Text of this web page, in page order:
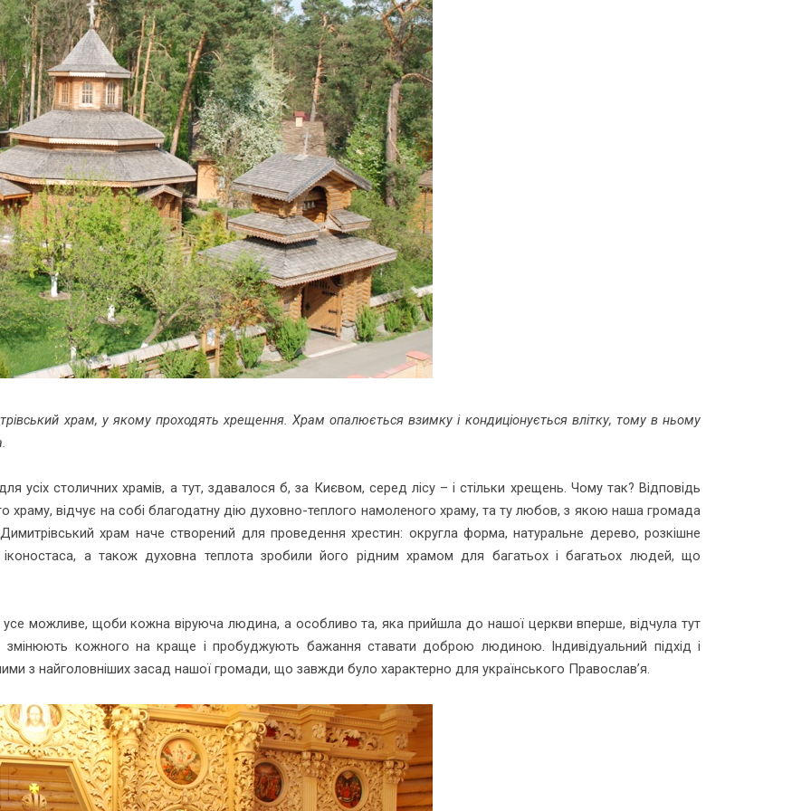
храм, у якому проходять хрещення. Храм опалюється взимку і кондиціонується влітку, тому в ньому
усіх столичних храмів, а тут, здавалося б, за Києвом, серед лісу – і стільки хрещень. Чому так? Відповідь
відчує на собі благодатну дію духовно-теплого намоленого храму, та ту любов, з якою наша громада
храм наче створений для проведення хрестин: округла форма, натуральне дерево, розкішне
іконостаса, а також духовна теплота зробили його рідним храмом для багатьох і багатьох людей, що
можливе, щоби кожна віруюча людина, а особливо та, яка прийшла до нашої церкви вперше, відчула тут
кожного на краще і пробуджують бажання ставати доброю людиною. Індивідуальний підхід і
з найголовніших засад нашої громади, що завжди було характерно для українського Православ’я.